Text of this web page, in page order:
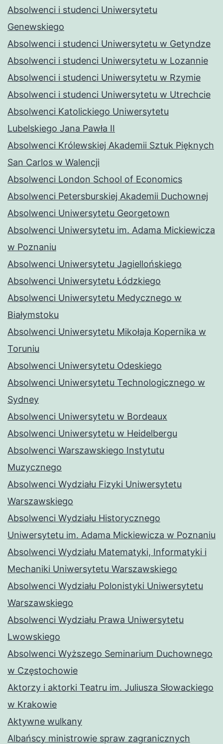
Absolwenci i studenci Uniwersytetu
Genewskiego
Absolwenci i studenci Uniwersytetu w Getyndze
Absolwenci i studenci Uniwersytetu w Lozannie
Absolwenci i studenci Uniwersytetu w Rzymie
Absolwenci i studenci Uniwersytetu w Utrechcie
Absolwenci Katolickiego Uniwersytetu
Lubelskiego Jana Pawła II
Absolwenci Królewskiej Akademii Sztuk Pięknych
San Carlos w Walencji
Absolwenci London School of Economics
Absolwenci Petersburskiej Akademii Duchownej
Absolwenci Uniwersytetu Georgetown
Absolwenci Uniwersytetu im. Adama Mickiewicza
w Poznaniu
Absolwenci Uniwersytetu Jagiellońskiego
Absolwenci Uniwersytetu Łódzkiego
Absolwenci Uniwersytetu Medycznego w
Białymstoku
Absolwenci Uniwersytetu Mikołaja Kopernika w
Toruniu
Absolwenci Uniwersytetu Odeskiego
Absolwenci Uniwersytetu Technologicznego w
Sydney
Absolwenci Uniwersytetu w Bordeaux
Absolwenci Uniwersytetu w Heidelbergu
Absolwenci Warszawskiego Instytutu
Muzycznego
Absolwenci Wydziału Fizyki Uniwersytetu
Warszawskiego
Absolwenci Wydziału Historycznego
Uniwersytetu im. Adama Mickiewicza w Poznaniu
Absolwenci Wydziału Matematyki, Informatyki i
Mechaniki Uniwersytetu Warszawskiego
Absolwenci Wydziału Polonistyki Uniwersytetu
Warszawskiego
Absolwenci Wydziału Prawa Uniwersytetu
Lwowskiego
Absolwenci Wyższego Seminarium Duchownego
w Częstochowie
Aktorzy i aktorki Teatru im. Juliusza Słowackiego
w Krakowie
Aktywne wulkany
Albańscy ministrowie spraw zagranicznych